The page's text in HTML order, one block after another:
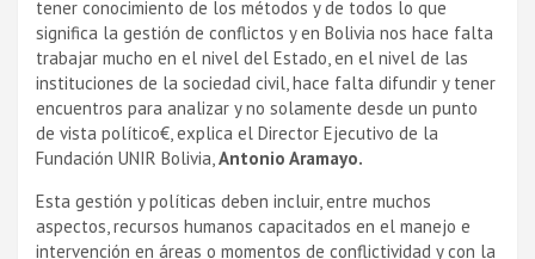
tener conocimiento de los métodos y de todos lo que
significa la gestión de conflictos y en Bolivia nos hace falta
trabajar mucho en el nivel del Estado, en el nivel de las
instituciones de la sociedad civil, hace falta difundir y tener
encuentros para analizar y no solamente desde un punto
de vista polí­tico€, explica el Director Ejecutivo de la
Fundación UNIR Bolivia,Antonio Aramayo.
Esta gestión y polí­ticas deben incluir, entre muchos
aspectos, recursos humanos capacitados en el manejo e
intervención en áreas o momentos de conflictividad y con la